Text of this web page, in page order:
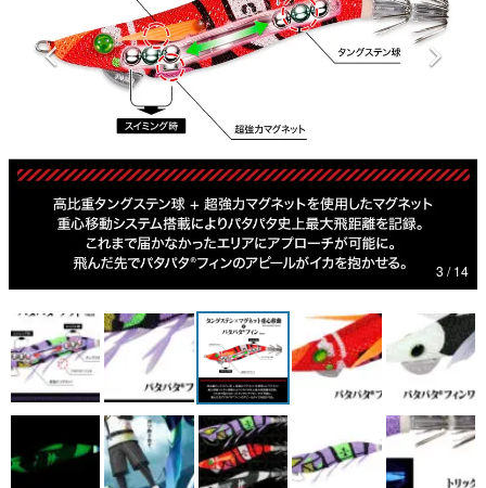
その他
電ファミニコゲーマーとは？
運営：株式会社マレ
3 / 14